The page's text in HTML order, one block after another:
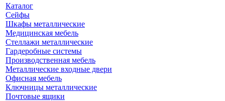
Каталог
Сейфы
Шкафы металлические
Медицинская мебель
Стеллажи металлические
Гардеробные системы
Производственная мебель
Металлические входные двери
Офисная мебель
Ключницы металлические
Почтовые ящики